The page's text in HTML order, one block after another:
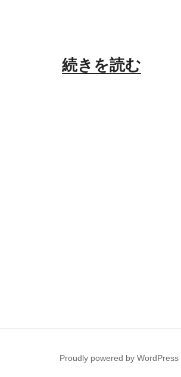
“Insta360
続きを読む
Proudly powered by WordPress